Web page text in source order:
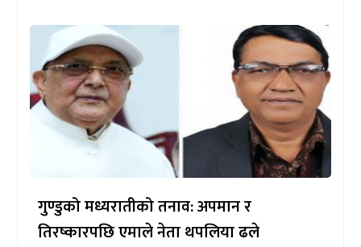
गुण्डुको मध्यरातीको तनाव: अपमान र
तिरष्कारपछि एमाले नेता थपलिया ढले